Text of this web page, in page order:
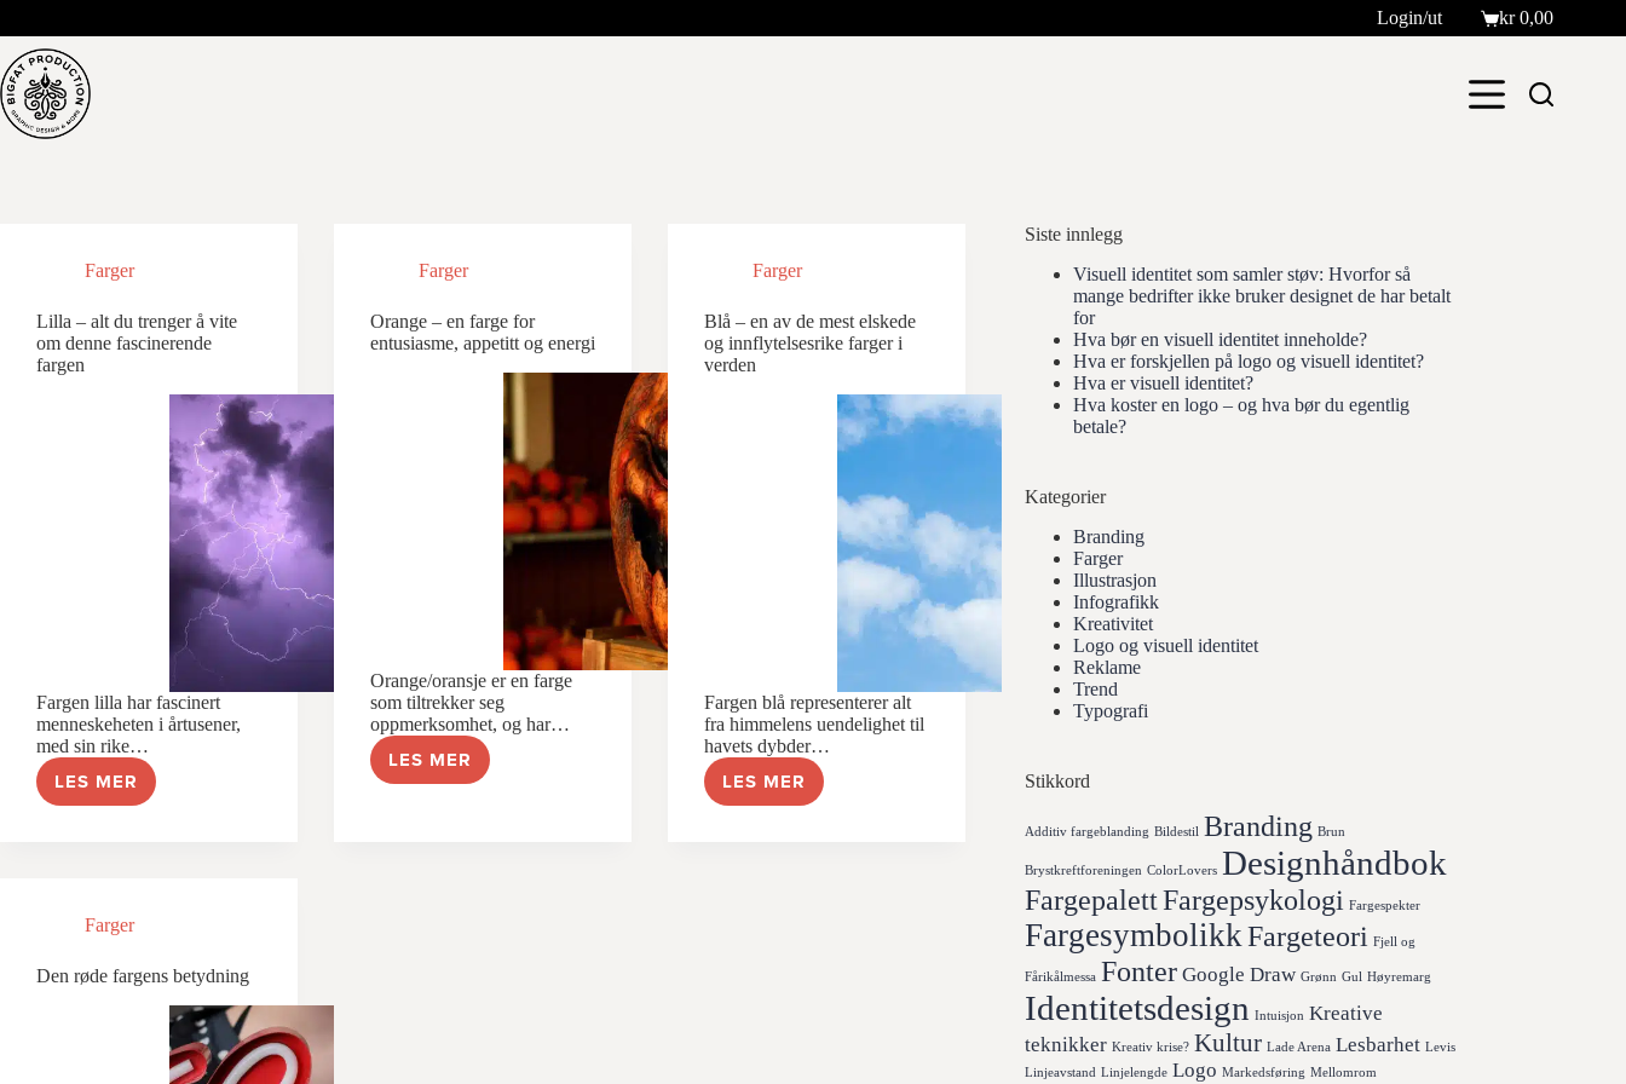
innholdet
Login/ut Handlekurv
kr0,00
Farger
Lilla – alt du trenger å vite
om denne fascinerende
fargen
Fargen lilla har fascinert
menneskeheten i årtusener,
med sin rike…
LES MER
LILLA
–
VITE
OM
DENNE
FASCINERENDE
FARGEN
Farger
Orange – en farge for
entusiasme, appetitt og energi
Orange/oransje er en farge
som tiltrekker seg
oppmerksomhet, og har…
LES MER
ORANGE
–
Farger
Blå – en av de mest elskede
og innflytelsesrike farger i
verden
Fargen blå representerer alt
fra himmelens uendelighet til
havets dybder…
LES MER
BLÅ
–
Farger
Den røde fargens betydning
Siste innlegg
Visuell identitet som samler støv: Hvorfor så
mange bedrifter ikke bruker designet de har betalt
for
Hva bør en visuell identitet inneholde?
Hva er forskjellen på logo og visuell identitet?
Hva er visuell identitet?
Hva koster en logo – og hva bør du egentlig
betale?
Kategorier
Branding
Farger
Illustrasjon
Infografikk
Kreativitet
Logo og visuell identitet
Reklame
Trend
Typografi
Stikkord
Additiv fargeblanding Bildestil Branding Brun
Brystkreftforeningen ColorLovers Designhåndbok
FargepalettFargepsykologi Fargespekter
FargesymbolikkFargeteori Fjell og
Fårikålmessa Fonter Google Draw Grønn Gul Høyremarg
Identitetsdesign Intuisjon Kreative
teknikker Kreativ krise? Kultur Lade Arena Lesbarhet Levis
Linjeavstand Linjelengde Logo Markedsføring Mellomrom